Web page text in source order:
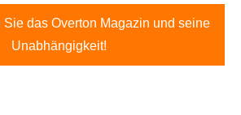
Sie das Overton Magazin und seine
Unabhängigkeit!